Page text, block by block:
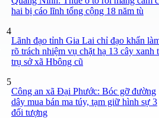
hai bị cáo lĩnh tổng cộng 18 năm tù
4
Lãnh đạo tỉnh Gia Lai chỉ đạo khẩn
rõ trách nhiệm vụ chặt hạ 13 cây xanh
trụ sở xã Hbông cũ
5
Công an xã Đại Phước: Bóc gỡ đường
dây mua bán ma túy, tạm giữ hình sự 3
đối tượng